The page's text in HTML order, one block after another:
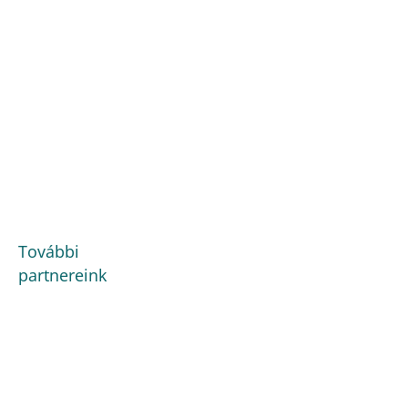
További
partnereink